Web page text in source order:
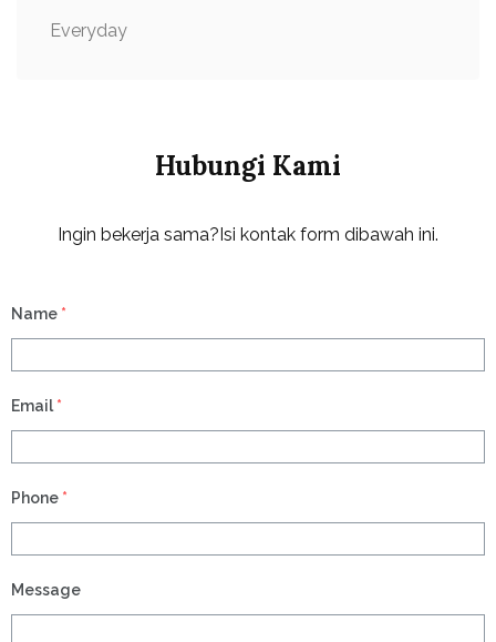
Everyday
Hubungi Kami
Ingin bekerja sama?Isi kontak form dibawah ini.
Name *
Email *
Phone *
Message